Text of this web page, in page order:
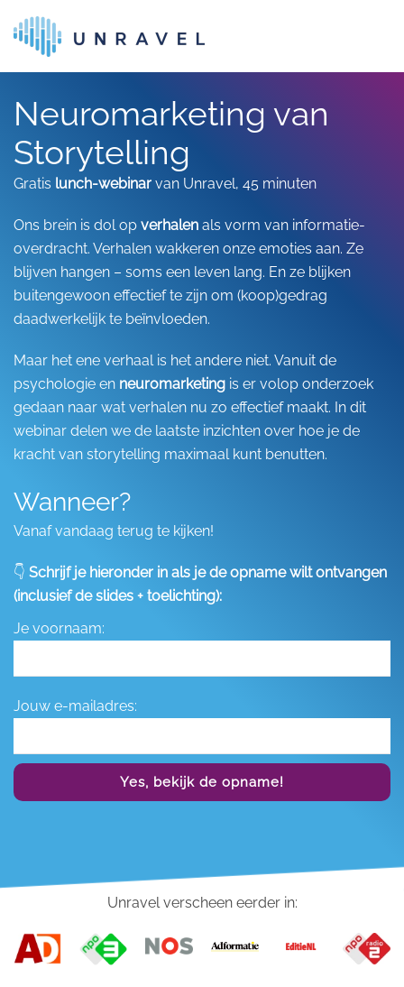
Skip to main content
Neuromarketing van
Storytelling
Gratis lunch-webinar van Unravel, 45 minuten
Ons brein is dol op verhalen als vorm van informatie-
overdracht. Verhalen wakkeren onze emoties aan. Ze
blijven hangen – soms een leven lang. En ze blijken
buitengewoon effectief te zijn om (koop)gedrag
daadwerkelijk te beïnvloeden.
Maar het ene verhaal is het andere niet. Vanuit de
psychologie en neuromarketing is er volop onderzoek
gedaan naar wat verhalen nu zo effectief maakt. In dit
webinar delen we de laatste inzichten over hoe je de
kracht van storytelling maximaal kunt benutten.
Wanneer?
Vanaf vandaag terug te kijken!
👇 Schrijf je hieronder in als je de opname wilt ontvangen
(inclusief de slides + toelichting):
Je voornaam:
Jouw e-mailadres:
Yes, bekijk de opname!
Unravel verscheen eerder in: